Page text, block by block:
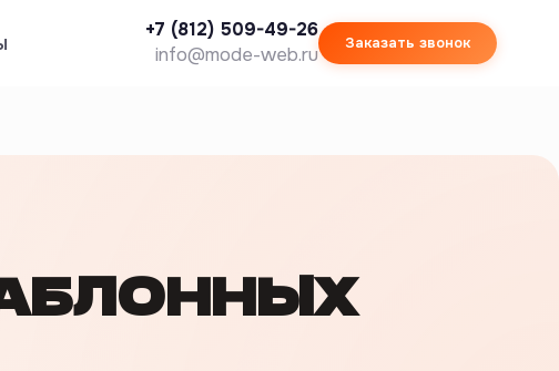
+7 (812) 509-49-26
info@mode-web.ru
Заказать звонок